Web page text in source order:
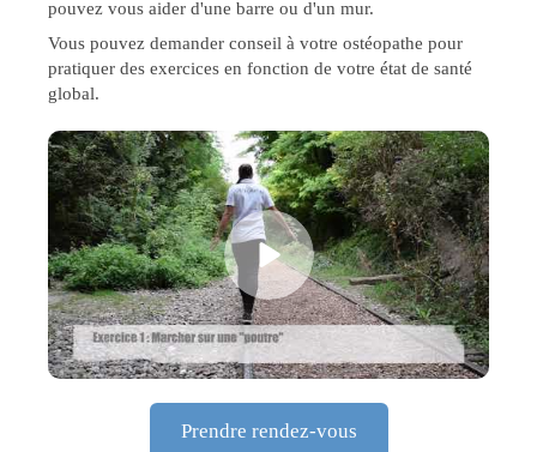
pouvez vous aider d'une barre ou d'un mur.
Vous pouvez demander conseil à votre ostéopathe pour
pratiquer des exercices en fonction de votre état de santé
global.
Prendre rendez-vous